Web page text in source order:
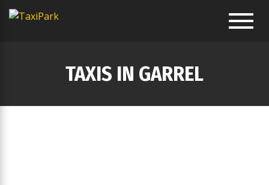
TAXIS IN GARREL